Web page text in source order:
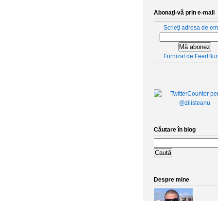
Abonaţi-vă prin e-mail
Scrieţi adresa de
Furnizat de
Căutare în blog
Despre mine